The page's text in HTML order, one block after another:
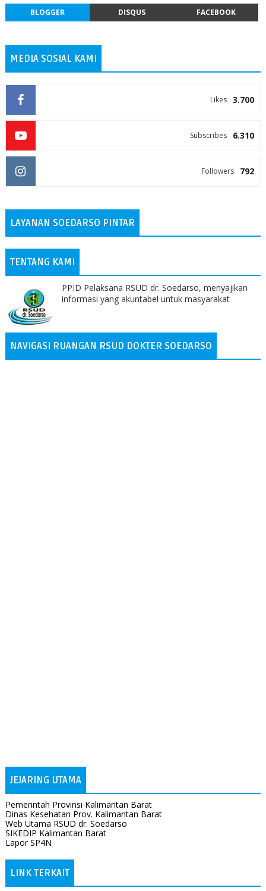
BLOGGER DISQUS FACEBOOK
MEDIA SOSIAL KAMI
3.700
Likes
6.310
Subscribes
792
Followers
LAYANAN SOEDARSO PINTAR
TENTANG KAMI
PPID Pelaksana RSUD dr. Soedarso, menyajikan
informasi yang akuntabel untuk masyarakat
NAVIGASI RUANGAN RSUD DOKTER SOEDARSO
JEJARING UTAMA
Pemerintah Provinsi Kalimantan Barat
Dinas Kesehatan Prov. Kalimantan Barat
Web Utama RSUD dr. Soedarso
SIKEDIP Kalimantan Barat
Lapor SP4N
LINK TERKAIT